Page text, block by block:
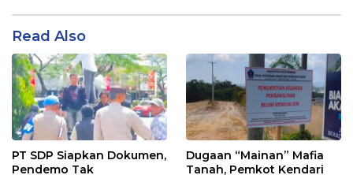
Read Also
PT SDP Siapkan Dokumen,
Pendemo Tak
Dugaan “Mainan” Mafia
Tanah, Pemkot Kendari